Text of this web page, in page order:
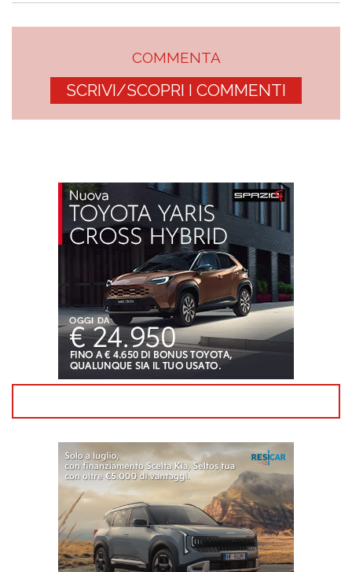
COMMENTA
SCRIVI/SCOPRI I COMMENTI